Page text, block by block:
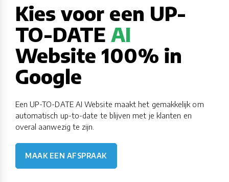
Kies voor een UP-
TO-DATE AI
Website 100% in
Google
Een UP-TO-DATE AI Website maakt het gemakkelijk om
automatisch up-to-date te blijven met je klanten en
overal aanwezig te zijn.
MAAK EEN AFSPRAAK